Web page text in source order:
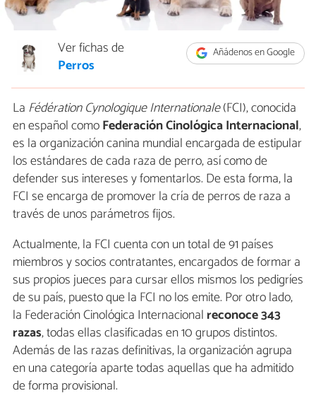
Añádenos en Google
Ver fichas de
Perros
La Fédération Cynologique Internationale(FCI), conocida
en español comoFederación Cinológica Internacional,
es la organización canina mundial encargada de estipular
los estándares de cada raza de perro, así como de
defender sus intereses y fomentarlos. De esta forma, la
FCI se encarga de promover la cría de perros de raza a
través de unos parámetros fijos.
Actualmente, la FCI cuenta con un total de 91 países
miembros y socios contratantes, encargados de formar a
sus propios jueces para cursar ellos mismos los pedigríes
de su país, puesto que la FCI no los emite. Por otro lado,
la Federación Cinológica Internacional reconoce 343
razas, todas ellas clasificadas en 10 grupos distintos.
Además de las razas definitivas, la organización agrupa
en una categoría aparte todas aquellas que ha admitido
de forma provisional.